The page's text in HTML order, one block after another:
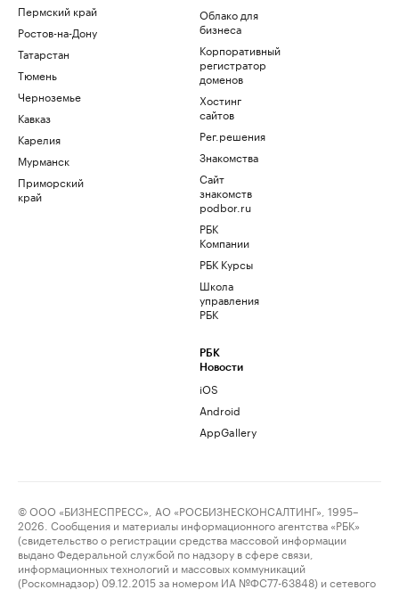
Пермский край
Ростов-на-Дону
Татарстан
Тюмень
Черноземье
Кавказ
Карелия
Мурманск
Приморский
край
Облако для
бизнеса
Корпоративный
регистратор
доменов
Хостинг
сайтов
Рег.решения
Знакомства
Сайт
знакомств
podbor.ru
РБК
Компании
РБК Курсы
Школа
управления
РБК
РБК
Новости
iOS
Android
AppGallery
© ООО «БИЗНЕСПРЕСС», АО «РОСБИЗНЕСКОНСАЛТИНГ», 1995–
2026. Сообщения и материалы информационного агентства «РБК»
(свидетельство о регистрации средства массовой информации
выдано Федеральной службой по надзору в сфере связи,
информационных технологий и массовых коммуникаций
(Роскомнадзор) 09.12.2015 за номером ИА №ФС77-63848) и сетевого